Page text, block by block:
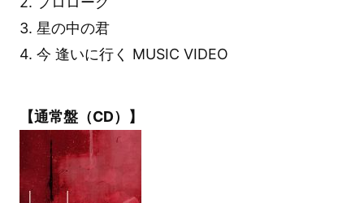
3. 星の中の君
4. 今 逢いに行く MUSIC VIDEO
【通常盤（CD）】